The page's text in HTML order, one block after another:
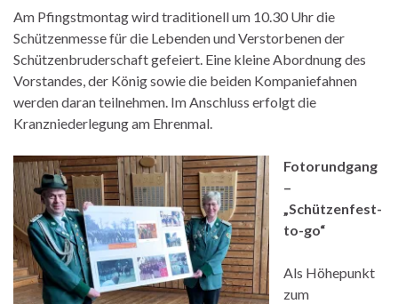
Am Pfingstmontag wird traditionell um 10.30 Uhr die
Schützenmesse für die Lebenden und Verstorbenen der
Schützenbruderschaft gefeiert. Eine kleine Abordnung des
Vorstandes, der König sowie die beiden Kompaniefahnen
werden daran teilnehmen. Im Anschluss erfolgt die
Kranzniederlegung am Ehrenmal.
Fotorundgang
–
„Schützenfest-
to-go“
Als Höhepunkt
zum